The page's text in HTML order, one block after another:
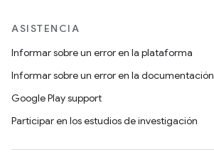
ASISTENCIA
Informar sobre un error en la plataforma
Informar sobre un error en la documentación
Google Play support
Participar en los estudios de investigación